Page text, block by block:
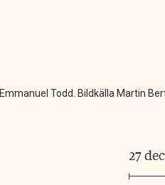
Emmanuel Todd. Bildkälla Martin
27